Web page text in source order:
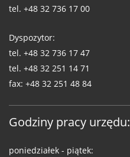
tel. +48 32 736 17 00
Dyspozytor:
tel. +48 32 736 17 47
tel. +48 32 251 14 71
fax: +48 32 251 48 84
Godziny pracy urzędu:
poniedziałek - piątek: